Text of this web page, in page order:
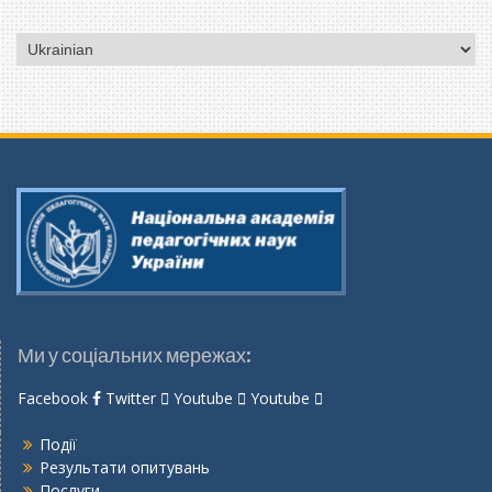
Вибрати
мову
Ми у соціальних мережах:
Facebook Twitter Youtube Youtube
Події
Результати опитувань